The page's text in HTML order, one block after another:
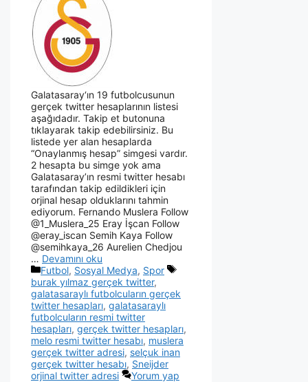
Galatasaray‘ın 19 futbolcusunun
gerçek twitter hesaplarının listesi
aşağıdadır. Takip et butonuna
tıklayarak takip edebilirsiniz. Bu
listede yer alan hesaplarda
“Onaylanmış hesap” simgesi vardır.
2 hesapta bu simge yok ama
Galatasaray’ın resmi twitter hesabı
tarafından takip edildikleri için
orjinal hesap olduklarını tahmin
ediyorum. Fernando Muslera Follow
@1_Muslera_25 Eray İşcan Follow
@eray_iscan Semih Kaya Follow
@semihkaya_26 Aurelien Chedjou
… Devamını oku
Futbol, Sosyal Medya, Spor
burak yılmaz gerçek twitter,
galatasaraylı futbolcuların gerçek
twitter hesapları, galatasaraylı
futbolcuların resmi twitter
hesapları, gerçek twitter hesapları,
melo resmi twitter hesabı, muslera
gerçek twitter adresi, selçuk inan
gerçek twitter hesabı, Sneijder
orjinal twitter adresi
Yorum yap